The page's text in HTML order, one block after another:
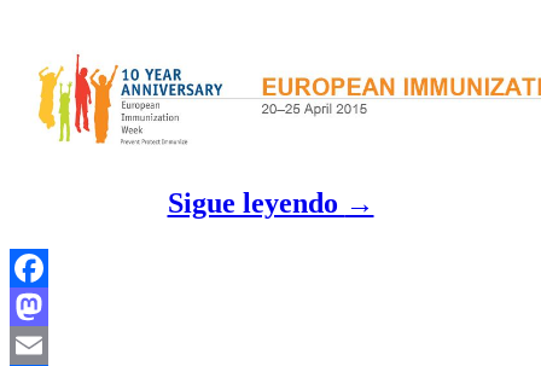
Sigue leyendo →
Facebook
Mastodon